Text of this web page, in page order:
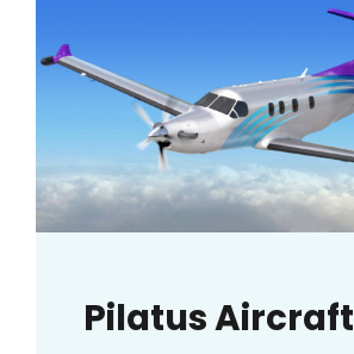
Pilatus Aircraft